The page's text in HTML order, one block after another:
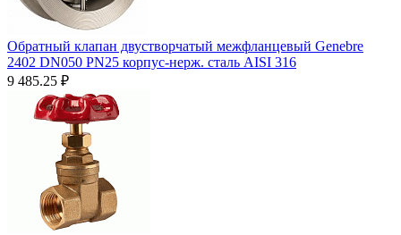
Обратный клапан двустворчатый межфланцевый Genebre
2402 DN050 PN25 корпус-нерж. сталь AISI 316
9 485.25 ₽